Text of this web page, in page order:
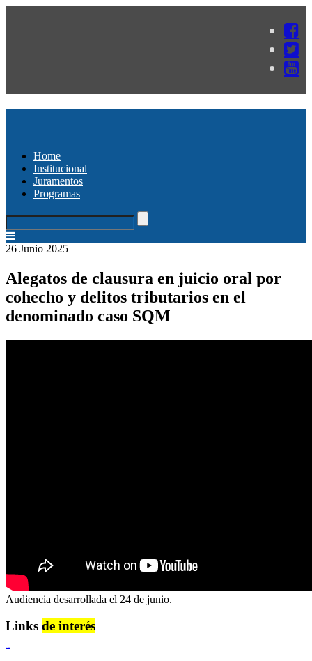
Home
Institucional
Juramentos
Programas
26 Junio 2025
Alegatos de clausura en juicio oral por
cohecho y delitos tributarios en el
denominado caso SQM
Audiencia desarrollada el 24 de junio.
Links de interés